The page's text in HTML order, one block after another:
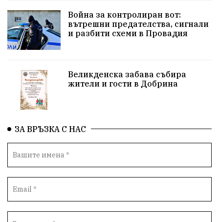
Използва ли се за кампания? Екология
Райско кътче
XXIX НК „Светослав Обретенов“ Млади таланти
Великденска забава
Война за контролиран вот:
вътрешни предателства, сигнали
и разбити схеми в Провадия
Великденска забава събира
жители и гости в Добрина
ЗА ВРЪЗКА С НАС